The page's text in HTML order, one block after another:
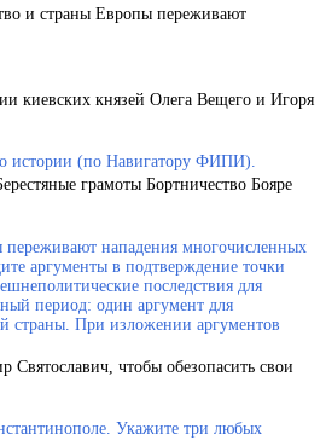
и страны Европы переживают
киевских князей Олега Вещего и Игоря
истории (по Навигатору ФИПИ).
грамоты Бортничество Бояре
нападения многочисленных
аргументы в подтверждение точки
последствия для
период: один аргумент для
страны. При изложении аргументов
Святославич, чтобы обезопасить свои
Укажите три любых